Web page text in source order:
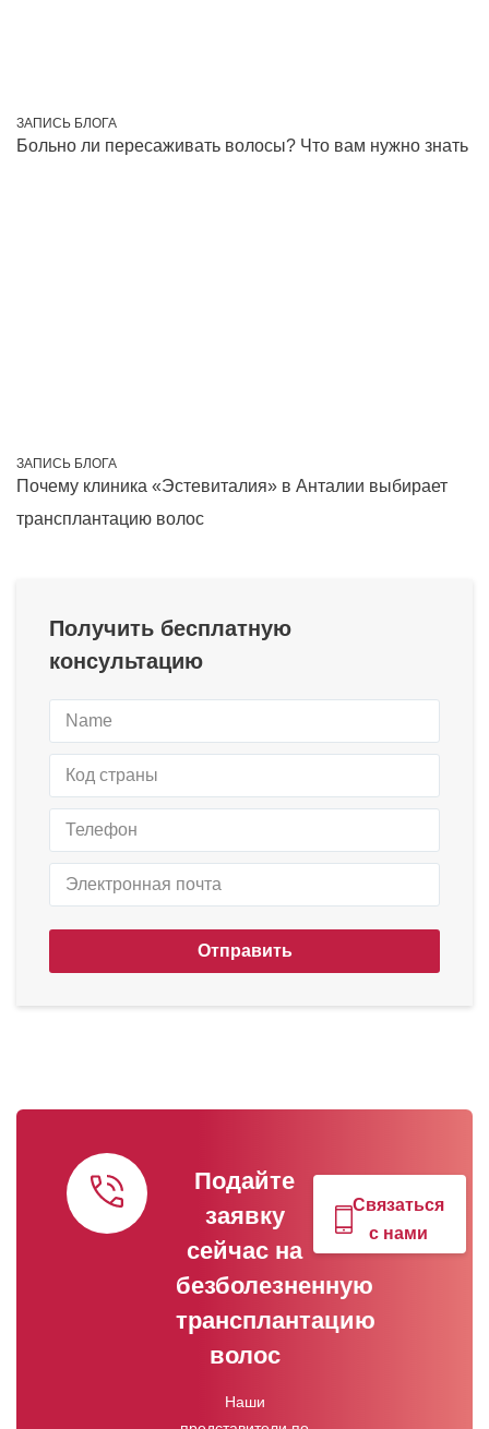
ЗАПИСЬ БЛОГА
Больно ли пересаживать волосы? Что вам нужно знать
ЗАПИСЬ БЛОГА
Почему клиника «Эстевиталия» в Анталии выбирает
трансплантацию волос
Получить бесплатную
консультацию
Отправить
Подайте
заявку
сейчас на
безболезненную
трансплантацию
волос
Наши
Связаться
с нами